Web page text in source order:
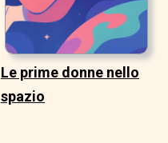
Le prime donne nello
spazio